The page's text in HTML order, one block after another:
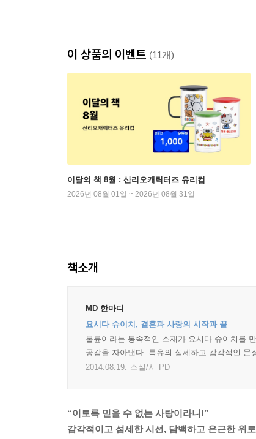
이 상품의 이벤트 (11개)
이달의 책 8월 : 산리오캐릭터즈 유리컵
2026년 08월 01일 ~ 2026년 08월 31일
책소개
MD 한마디
요시다 슈이치, 결혼과 사랑의 시작과 끝
불륜이라는 통속적인 소재가 요시다 슈이치를
공감을 자아낸다. 특유의 섬세하고 감각적인
2014.08.19. 소설/시 PD
“이토록 믿을 수 없는 사랑이라니!”
감각적이고 섬세한 시선, 담백하고 은근한 위로